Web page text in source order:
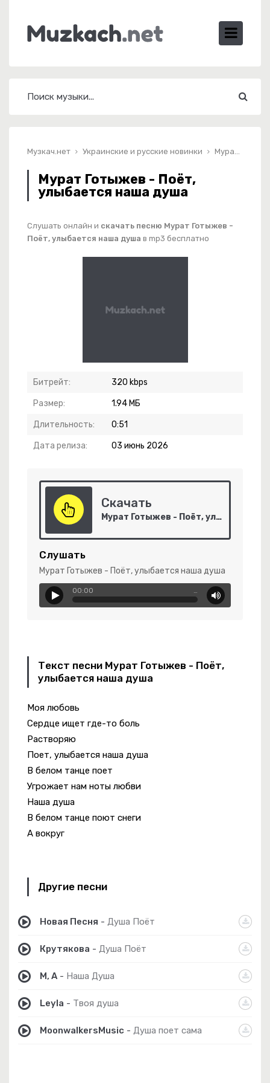
Музкач.нет Украинские и русские новинки Мурат Готыжев - Поёт, улыбается наша душа
Мурат Готыжев - Поёт,
улыбается наша душа
Слушать онлайн и скачать песню Мурат Готыжев -
Поёт, улыбается наша душа в mp3 бесплатно
Битрейт: 320 kbps
Размер: 1.94 МБ
Длительность: 0:51
Дата релиза: 03 июнь 2026
Скачать
Мурат Готыжев - Поёт, улыбается наша душа
Слушать
Мурат Готыжев - Поёт, улыбается наша душа
00:00 …
Текст песни Мурат Готыжев - Поёт,
улыбается наша душа
Моя любовь
Сердце ищет где-то боль
Растворяю
Поет, улыбается наша душа
В белом танце поет
Угрожает нам ноты любви
Наша душа
В белом танце поют снеги
А вокруг
Другие песни
Новая Песня - Душа Поёт
Крутякова - Душа Поёт
M, A - Наша Душа
Leyla - Твоя душа
MoonwalkersMusic - Душа поет сама